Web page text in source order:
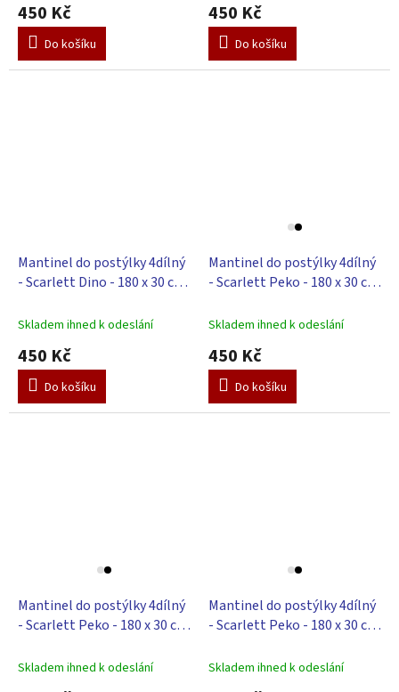
450 Kč
Do košíku
450 Kč
Do košíku
Mantinel do postýlky 4dílný
- Scarlett Dino - 180 x 30 cm
Skladem ihned k odeslání
450 Kč
Do košíku
Mantinel do postýlky 4dílný
- Scarlett Peko - 180 x 30 cm
Skladem ihned k odeslání
450 Kč
Do košíku
Mantinel do postýlky 4dílný
- Scarlett Peko - 180 x 30 cm
Skladem ihned k odeslání
Mantinel do postýlky 4dílný
- Scarlett Peko - 180 x 30 cm
Skladem ihned k odeslání